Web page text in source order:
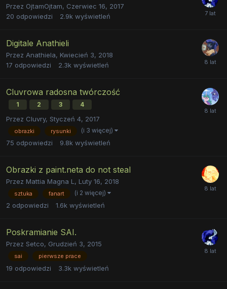
Przez OjtamOjtam, Czerwiec 16, 2017
20 odpowiedzi 2.9k wyświetleń
Digitale Anathieli
Przez Anathiela, Kwiecień 3, 2018
17 odpowiedzi 2.3k wyświetleń
Cluvrowa radosna twórczość
1 2 3 4
Przez Cluvry, Styczeń 4, 2017
obrazki rysunki (i 3 więcej)
75 odpowiedzi 9.8k wyświetleń
Obrazki z paint.neta do not steal
Przez Mattia Magna L , Luty 16, 2018
sztuka fanart (i 2 więcej)
2 odpowiedzi 1.6k wyświetleń
Poskramianie SAI.
Przez Setco, Grudzień 3, 2015
sai pierwsze prace
19 odpowiedzi 3.3k wyświetleń